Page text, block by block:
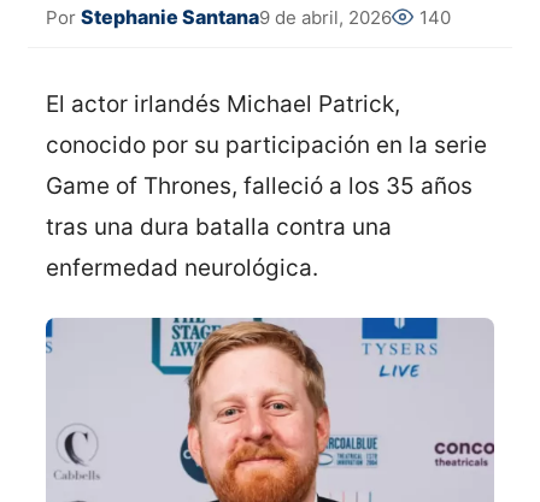
Por Stephanie Santana9 de abril, 2026 140
El actor irlandés Michael Patrick,
conocido por su participación en la serie
Game of Thrones, falleció a los 35 años
tras una dura batalla contra una
enfermedad neurológica.